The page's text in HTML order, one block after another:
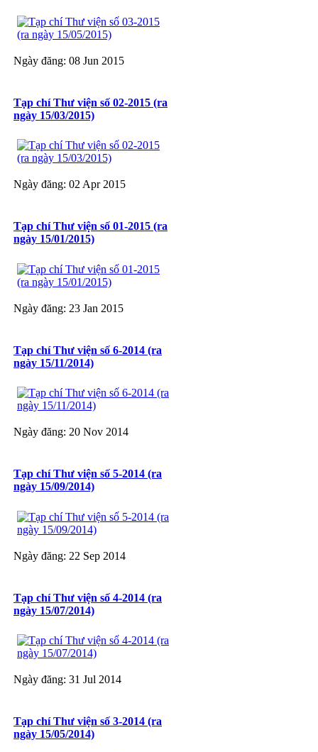
Ngày đăng: 08 Jun 2015
Tạp chí Thư viện số 02-2015 (ra
ngày 15/03/2015)
Ngày đăng: 02 Apr 2015
Tạp chí Thư viện số 01-2015 (ra
ngày 15/01/2015)
Ngày đăng: 23 Jan 2015
Tạp chí Thư viện số 6-2014 (ra
ngày 15/11/2014)
Ngày đăng: 20 Nov 2014
Tạp chí Thư viện số 5-2014 (ra
ngày 15/09/2014)
Ngày đăng: 22 Sep 2014
Tạp chí Thư viện số 4-2014 (ra
ngày 15/07/2014)
Ngày đăng: 31 Jul 2014
Tạp chí Thư viện số 3-2014 (ra
ngày 15/05/2014)